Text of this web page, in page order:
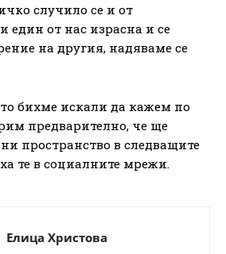
случило се и от
един от нас израсна и се
на другия, надяваме се
бихме искали да кажем по
предварително, че ще
пространство в следващите
те в социалните мрежи.
Елица Христова